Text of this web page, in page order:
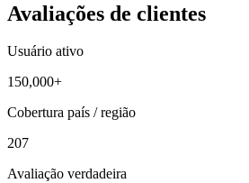
Avaliações de clientes
Usuário ativo
150,000+
Cobertura país / região
207
Avaliação verdadeira